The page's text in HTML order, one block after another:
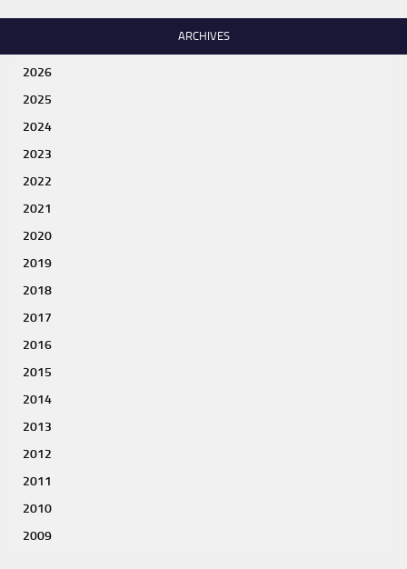
ARCHIVES
2026
2025
2024
2023
2022
2021
2020
2019
2018
2017
2016
2015
2014
2013
2012
2011
2010
2009